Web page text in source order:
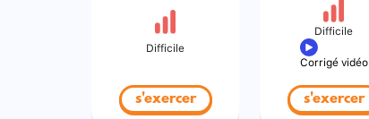
Difficile
s'exercer
Difficile
Corrigé vidéo
s'exercer